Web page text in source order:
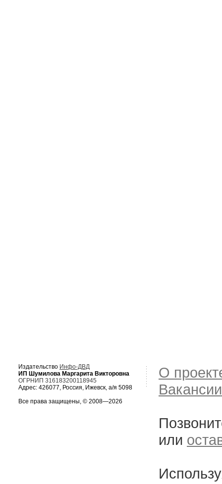
Издательство Инфо-ДВД
ИП Шумилова Маргарита Викторовна
ОГРНИП 316183200118945
Адрес: 426077, Россия, Ижевск, а/я 5098
Все права защищены, © 2008—2026
О
Вакансии
или